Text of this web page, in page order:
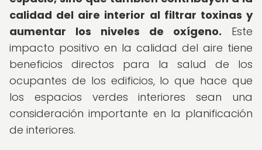
calidad del aire interior al filtrar toxinas y
aumentar los niveles de oxígeno. Este
impacto positivo en la calidad del aire tiene
beneficios directos para la salud de los
ocupantes de los edificios, lo que hace que
los espacios verdes interiores sean una
consideración importante en la planificación
de interiores.